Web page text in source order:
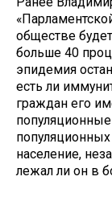
обществе
больше 40
эпидемия
есть ли
граждан его
население,
лежал ли он в